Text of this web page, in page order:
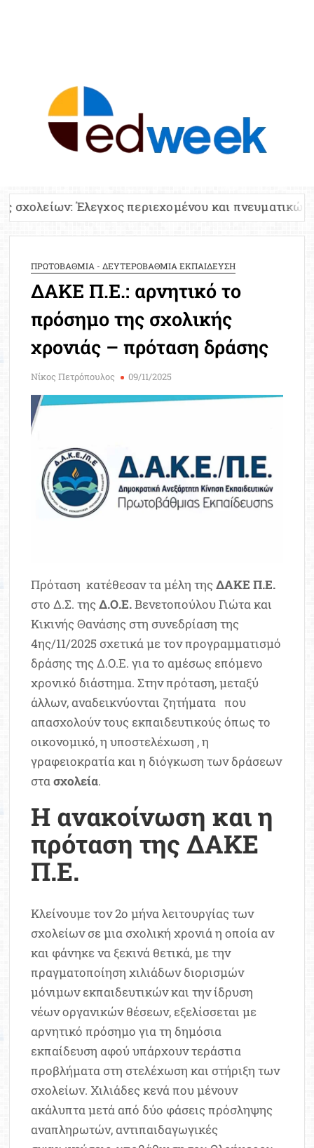
περιεχομένου και πνευματικών δικαιωμάτων
ΠΡΩΤΟΒΑΘΜΙΑ - ΔΕΥΤΕΡΟΒΑΘΜΙΑ ΕΚΠΑΙΔΕΥΣΗ
ΔΑΚΕ Π.Ε.: αρνητικό το
πρόσημο της σχολικής
χρονιάς – πρόταση δράσης
Νίκος Πετρόπουλος 09/11/2025
Πρόταση κατέθεσαν τα μέλη τηςΔΑΚΕ Π.Ε.
στο Δ.Σ. τηςΔ.Ο.Ε.Βενετοπούλου Γιώτα και
Κικινής Θανάσης στη συνεδρίαση της
4ης/11/2025 σχετικά με τον προγραμματισμό
δράσης της Δ.Ο.Ε. για το αμέσως επόμενο
χρονικό διάστημα. Στην πρόταση, μεταξύ
άλλων, αναδεικνύονται ζητήματα που
απασχολούν τους εκπαιδευτικούς όπως το
οικονομικό, η υποστελέχωση , η
γραφειοκρατία και η διόγκωση των δράσεων
στασχολεία.
Η ανακοίνωση και η
πρόταση της ΔΑΚΕ
Π.Ε.
Κλείνουμε τον 2ο μήνα λειτουργίας των
σχολείων σε μια σχολική χρονιά η οποία αν
και φάνηκε να ξεκινά θετικά, με την
πραγματοποίηση χιλιάδων διορισμών
μόνιμων εκπαιδευτικών και την ίδρυση
νέων οργανικών θέσεων, εξελίσσεται με
αρνητικό πρόσημο για τη δημόσια
εκπαίδευση αφού υπάρχουν τεράστια
προβλήματα στη στελέχωση και στήριξη των
σχολείων. Χιλιάδες κενά που μένουν
ακάλυπτα μετά από δύο φάσεις πρόσληψης
αναπληρωτών, αντιπαιδαγωγικές